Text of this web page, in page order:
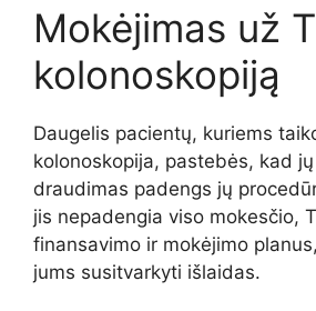
Mokėjimas už
kolonoskopiją
Daugelis pacientų, kuriems
kolonoskopija, pastebės, kad
draudimas padengs jų
jis nepadengia viso mokesčio,
finansavimo ir mokėjimo
jums susitvarkyti išlaidas.